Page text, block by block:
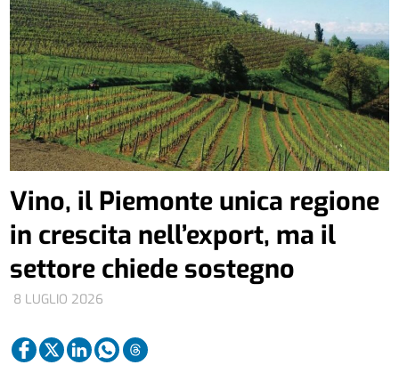
8 LUGLIO 2026
Vino, il Piemonte unica regione
in crescita nell’export, ma il
settore chiede sostegno